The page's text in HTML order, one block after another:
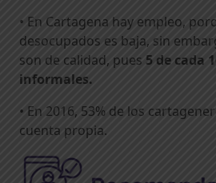
• En Cartagena hay empleo,
desocupados es baja, sin
son de calidad, pues 5 de cada
informales.
• En 2016, 53% de los
cuenta propia.